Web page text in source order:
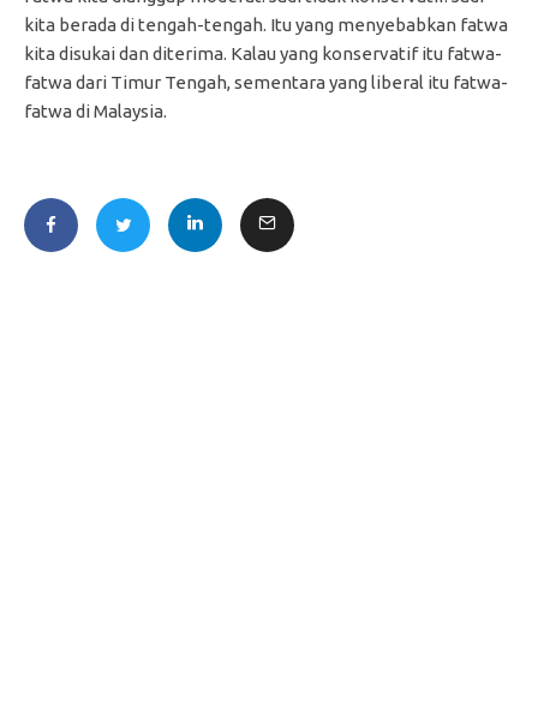
kita berada di tengah-tengah. Itu yang menyebabkan fatwa
kita disukai dan diterima. Kalau yang konservatif itu fatwa-
fatwa dari Timur Tengah, sementara yang liberal itu fatwa-
fatwa di Malaysia.